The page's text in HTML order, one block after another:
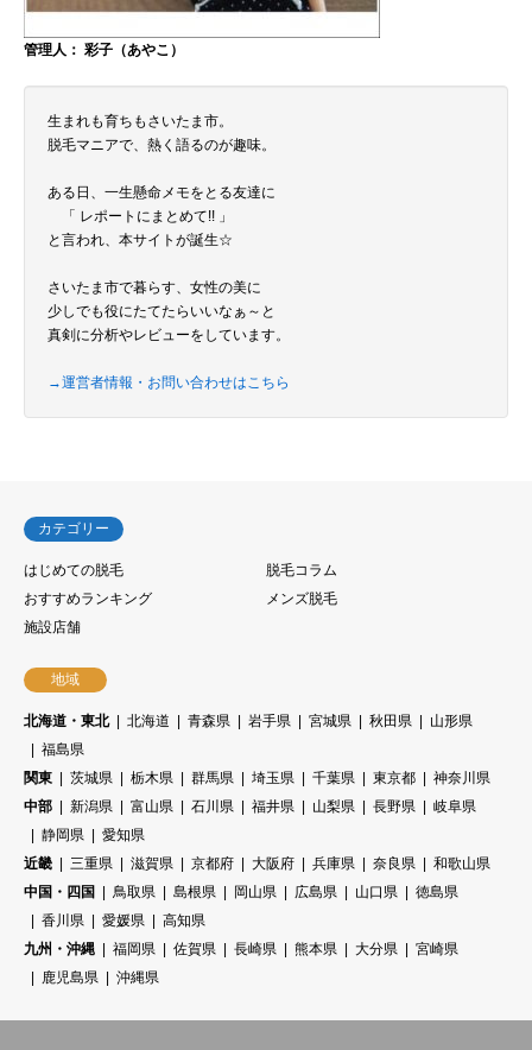
管理人： 彩子（あやこ）
生まれも育ちもさいたま市。
脱毛マニアで、熱く語るのが趣味。
ある日、一生懸命メモをとる友達に
「 レポートにまとめて!! 」
と言われ、本サイトが誕生☆
さいたま市で暮らす、女性の美に
少しでも役にたてたらいいなぁ～と
真剣に分析やレビューをしています。
→運営者情報・お問い合わせはこちら
カテゴリー
はじめての脱毛
脱毛コラム
おすすめランキング
メンズ脱毛
施設店舗
地域
北海道・東北 北海道 青森県 岩手県 宮城県 秋田県
山形県
福島県
関東
茨城県 栃木県 群馬県 埼玉県 千葉県 東京都
神奈川県
中部
新潟県 富山県 石川県 福井県 山梨県 長野県
岐阜県
静岡県
愛知県
近畿
三重県 滋賀県 京都府 大阪府 兵庫県 奈良県
和歌山県
中国・四国
鳥取県 島根県 岡山県 広島県 山口県
徳島県
香川県
愛媛県
高知県
九州・沖縄
福岡県 佐賀県 長崎県 熊本県 大分県
宮崎県
鹿児島県
沖縄県